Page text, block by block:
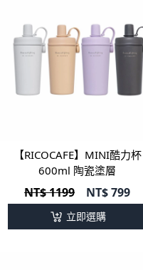
【RICOCAFE】MINI酷力杯
600ml 陶瓷塗層
NT$ 1199 NT$799
立即選購